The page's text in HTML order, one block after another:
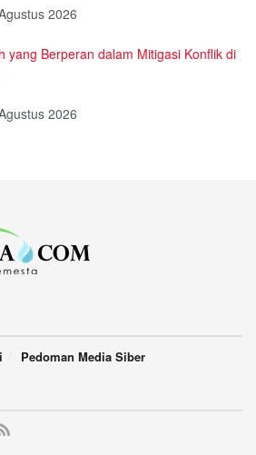
2026
yang Berperan dalam Mitigasi Konflik di
2026
Pedoman Media Siber